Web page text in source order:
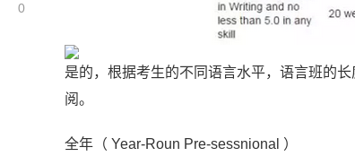
0
是的，根据考生的不同语言水平，语言班的
阅。
全年（ Year-Roun Pre-sessnional ）